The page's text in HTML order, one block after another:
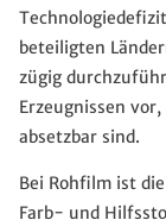
beteiligten
zügig
Erzeugnissen
absetzbar sind.
Bei Rohfilm ist
Farb- und